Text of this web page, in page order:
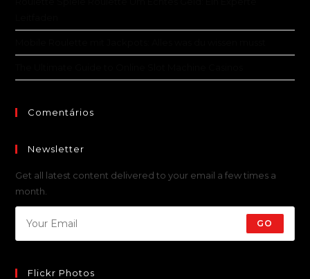
Comentários
Newsletter
Get all latest content delivered to your email a few times a
month.
GO
Flickr Photos